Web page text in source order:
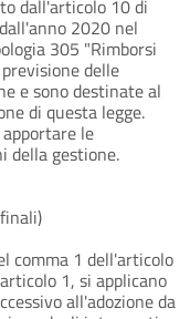
dall'articolo 10 di
2020 nel
305 "Rimborsi
delle
e sono destinate al
di questa legge.
le
della gestione.
comma 1 dell'articolo
1, si applicano
all'adozione da